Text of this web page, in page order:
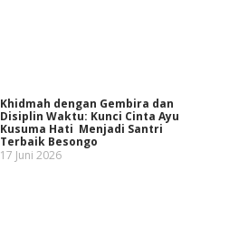
Khidmah dengan Gembira dan
Disiplin Waktu: Kunci Cinta Ayu
Kusuma Hati Menjadi Santri
Terbaik Besongo
17 Juni 2026